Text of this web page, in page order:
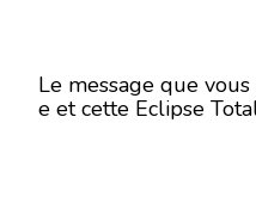
Le message que
e et cette Eclipse